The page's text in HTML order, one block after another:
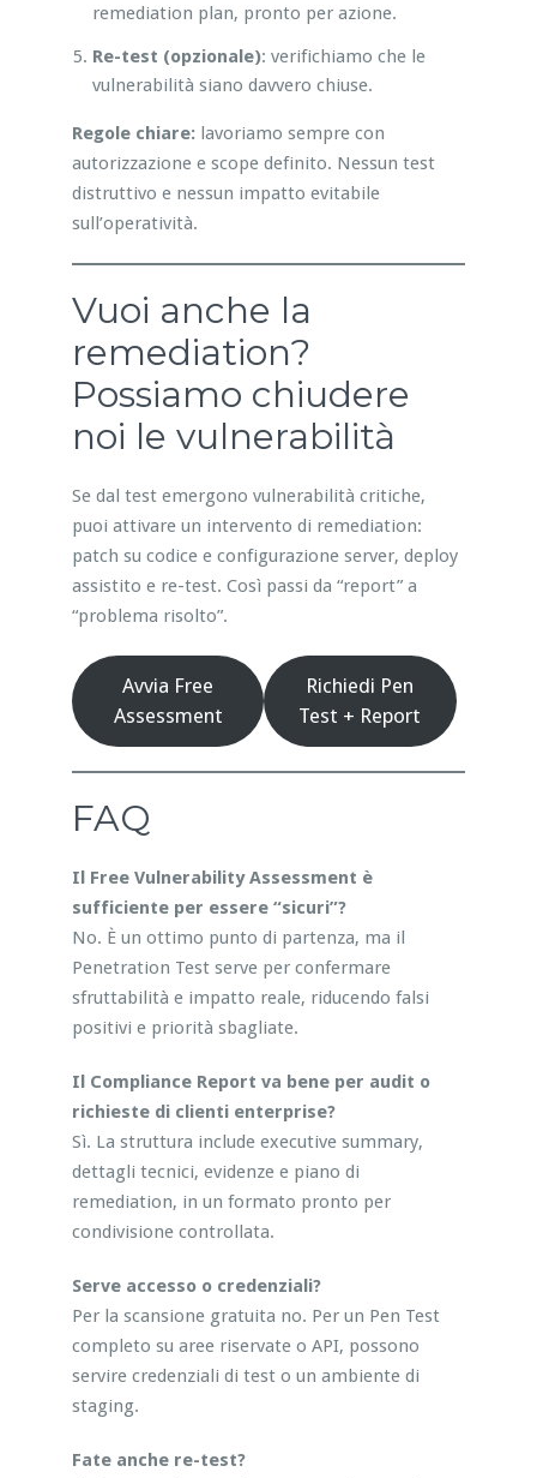
remediation plan, pronto per azione.
Re-test (opzionale): verifichiamo che le
vulnerabilità siano davvero chiuse.
Regole chiare: lavoriamo sempre con
autorizzazione e scope definito. Nessun test
distruttivo e nessun impatto evitabile
sull’operatività.
Vuoi anche la
remediation?
Possiamo chiudere
noi le vulnerabilità
Se dal test emergono vulnerabilità critiche,
puoi attivare un intervento di remediation:
patch su codice e configurazione server, deploy
assistito e re-test. Così passi da “report” a
“problema risolto”.
Avvia Free
Assessment
Richiedi Pen
Test + Report
FAQ
Il Free Vulnerability Assessment è
sufficiente per essere “sicuri”?
No. È un ottimo punto di partenza, ma il
Penetration Test serve per confermare
sfruttabilità e impatto reale, riducendo falsi
positivi e priorità sbagliate.
Il Compliance Report va bene per audit o
richieste di clienti enterprise?
Sì. La struttura include executive summary,
dettagli tecnici, evidenze e piano di
remediation, in un formato pronto per
condivisione controllata.
Serve accesso o credenziali?
Per la scansione gratuita no. Per un Pen Test
completo su aree riservate o API, possono
servire credenziali di test o un ambiente di
staging.
Fate anche re-test?